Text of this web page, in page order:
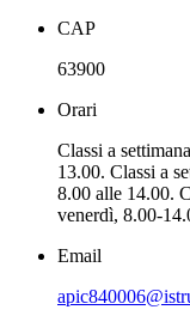
CAP
63900
Orari
Classi a
13.00. Classi a
8.00 alle 14.00.
venerdì, 8.00-
Email